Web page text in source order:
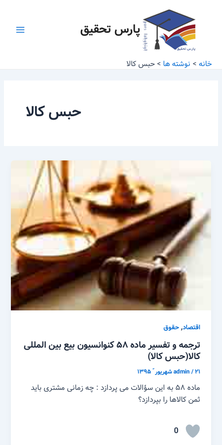
پارس تحقیق
خانه نوشته ها حبس کالا
حبس کالا
اقتصاد,حقوق
ترجمه و تفسیر ماده ۵۸ کنوانسیون بیع بین المللی
کالا(حبس کالا)
admin/۲۱ شهریور ّ ۱۳۹۵
ماده ۵۸ به این سؤالات می پردازد : چه زمانی مشتری باید
ثمن کالاها را بپردازد؟
0